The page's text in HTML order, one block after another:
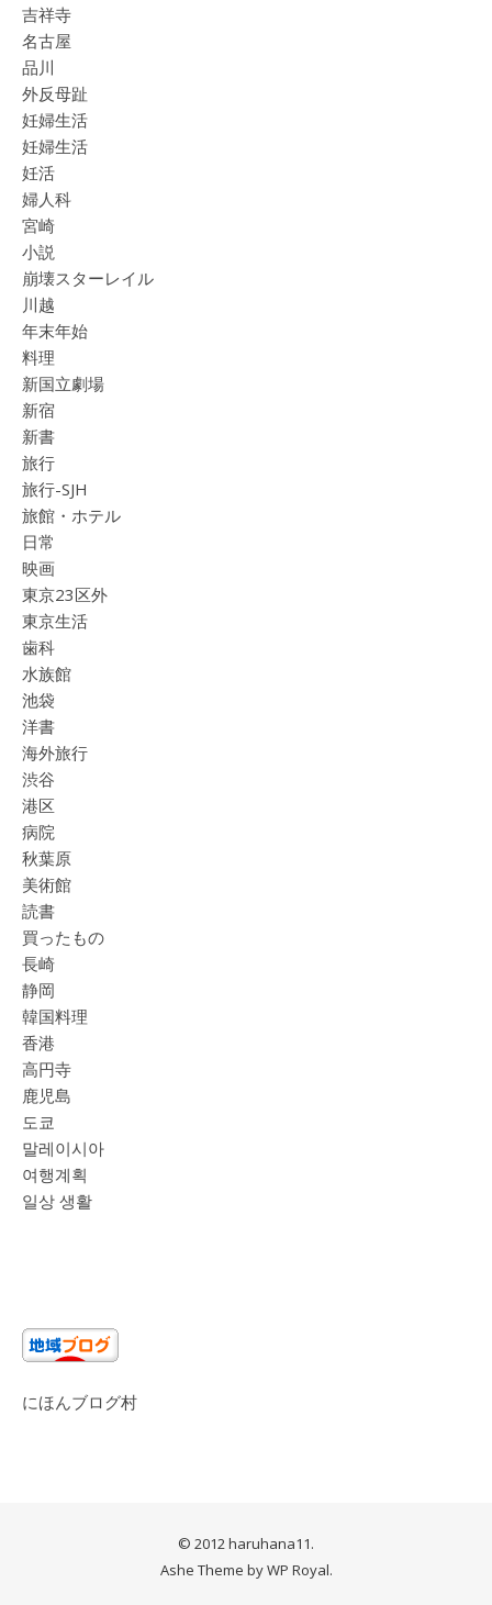
吉祥寺
名古屋
品川
外反母趾
妊婦生活
妊婦生活
妊活
婦人科
宮崎
小説
崩壊スターレイル
川越
年末年始
料理
新国立劇場
新宿
新書
旅行
旅行-SJH
旅館・ホテル
日常
映画
東京23区外
東京生活
歯科
水族館
池袋
洋書
海外旅行
渋谷
港区
病院
秋葉原
美術館
読書
買ったもの
長崎
静岡
韓国料理
香港
高円寺
鹿児島
도쿄
말레이시아
여행계획
일상 생활
にほんブログ村
© 2012 haruhana11.
Ashe Theme byWP Royal.